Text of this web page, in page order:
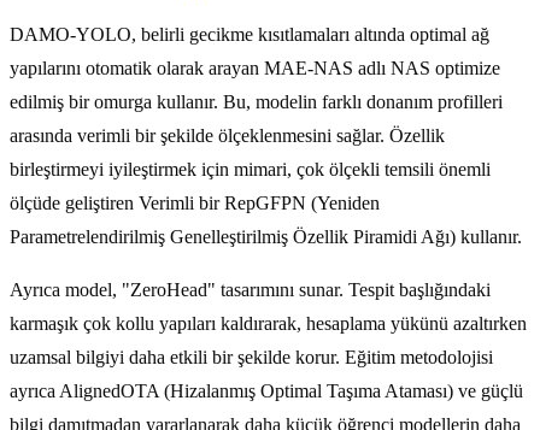
DAMO-YOLO, belirli gecikme kısıtlamaları altında optimal ağ
yapılarını otomatik olarak arayan MAE-NAS adlı NAS optimize
edilmiş bir omurga kullanır. Bu, modelin farklı donanım profilleri
arasında verimli bir şekilde ölçeklenmesini sağlar. Özellik
birleştirmeyi iyileştirmek için mimari, çok ölçekli temsili önemli
ölçüde geliştiren Verimli bir RepGFPN (Yeniden
Parametrelendirilmiş Genelleştirilmiş Özellik Piramidi Ağı) kullanır.
Ayrıca model, "ZeroHead" tasarımını sunar. Tespit başlığındaki
karmaşık çok kollu yapıları kaldırarak, hesaplama yükünü azaltırken
uzamsal bilgiyi daha etkili bir şekilde korur. Eğitim metodolojisi
ayrıca AlignedOTA (Hizalanmış Optimal Taşıma Ataması) ve güçlü
bilgi damıtmadan yararlanarak daha küçük öğrenci modellerin daha